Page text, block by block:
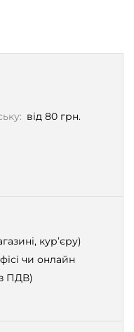
від 80 грн.
кур’єру)
чи онлайн
ПДВ)